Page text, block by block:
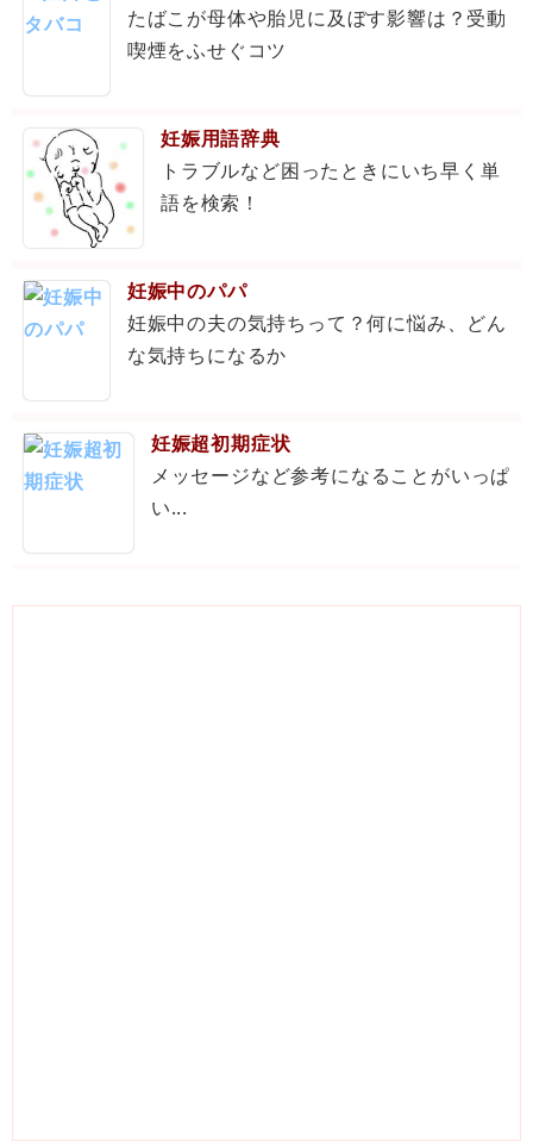
たばこが母体や胎児に及ぼす影響は？受動
喫煙をふせぐコツ
妊娠用語辞典
トラブルなど困ったときにいち早く単
語を検索！
妊娠中のパパ
妊娠中の夫の気持ちって？何に悩み、どん
な気持ちになるか
妊娠超初期症状
メッセージなど参考になることがいっぱ
い...